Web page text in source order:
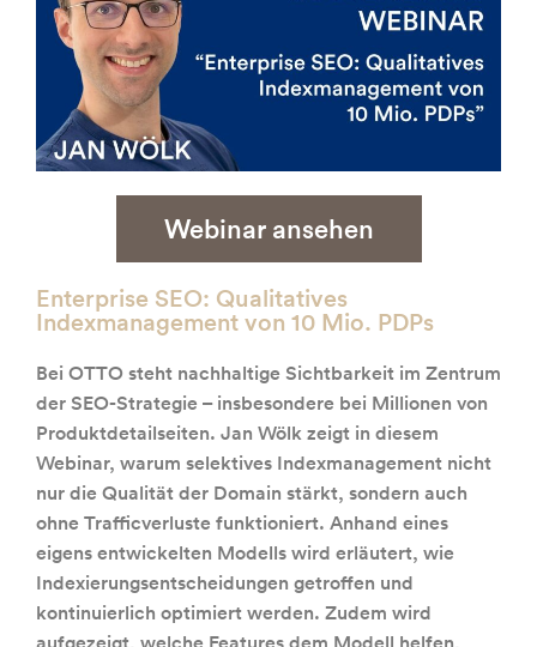
Webinar ansehen
Enterprise SEO: Qualitatives
Indexmanagement von 10 Mio. PDPs
Bei OTTO steht nachhaltige Sichtbarkeit im Zentrum
der SEO-Strategie – insbesondere bei Millionen von
Produktdetailseiten. Jan Wölk zeigt in diesem
Webinar, warum selektives Indexmanagement nicht
nur die Qualität der Domain stärkt, sondern auch
ohne Trafficverluste funktioniert. Anhand eines
eigens entwickelten Modells wird erläutert, wie
Indexierungsentscheidungen getroffen und
kontinuierlich optimiert werden. Zudem wird